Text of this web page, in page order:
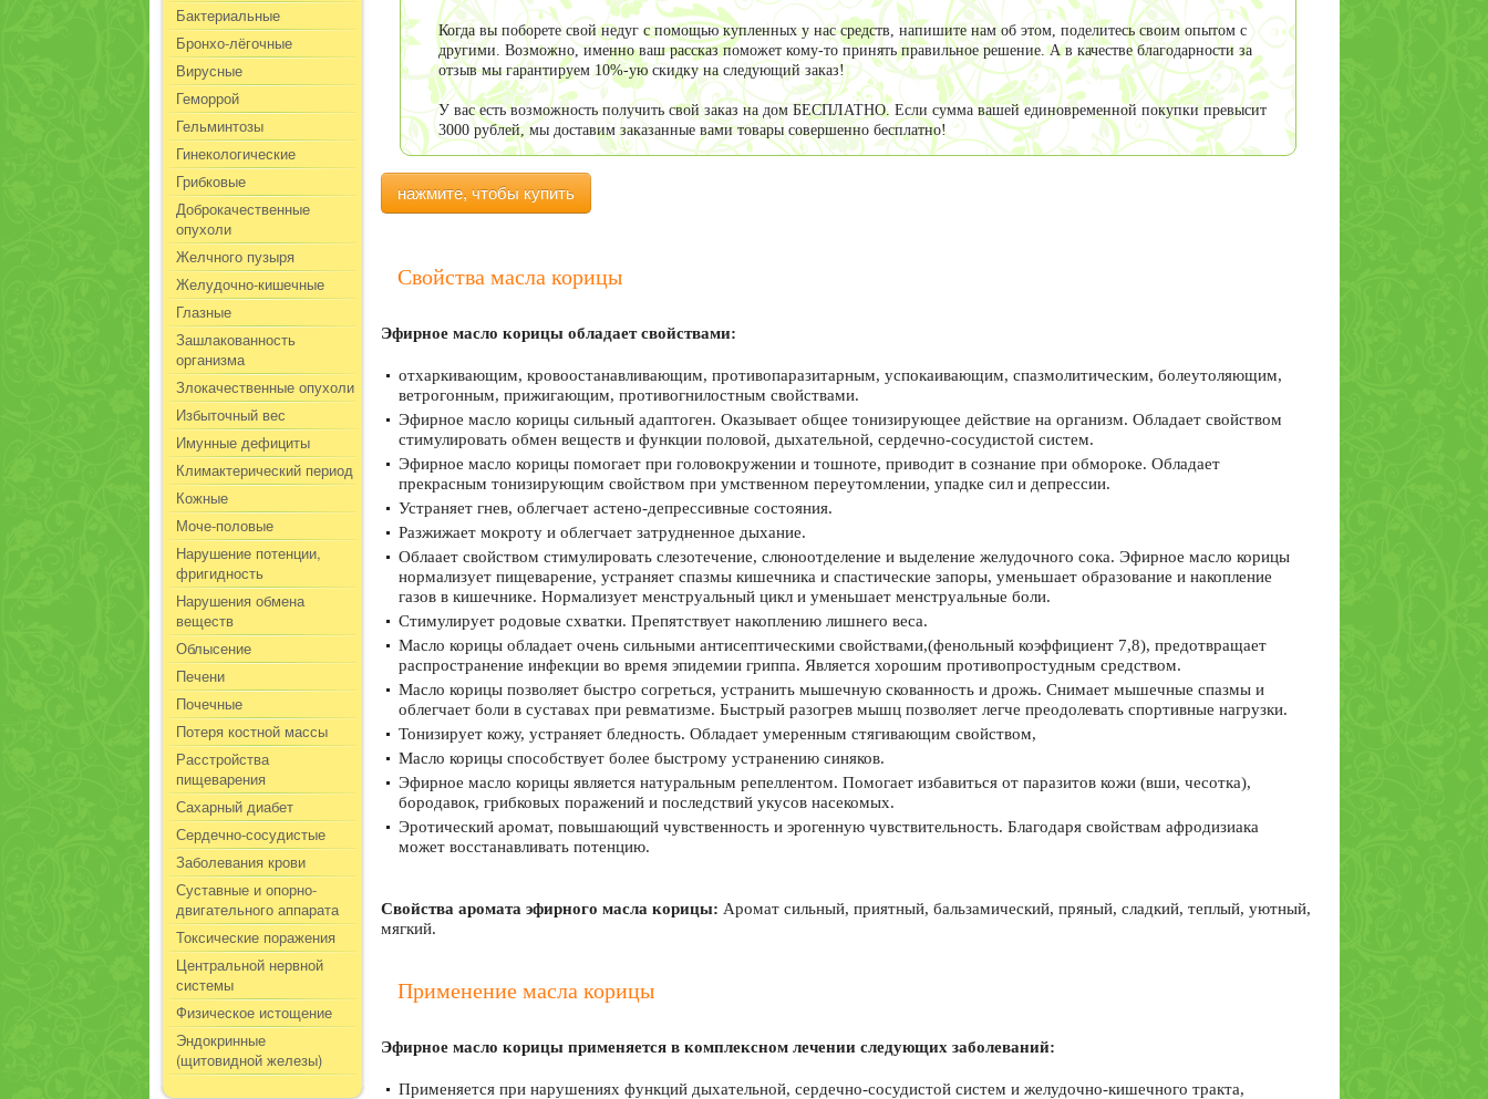
Бактериальные
Бронхо-лёгочные
Вирусные
Геморрой
Гельминтозы
Гинекологические
Грибковые
Доброкачественные
опухоли
Желчного пузыря
Желудочно-кишечные
Глазные
Зашлакованность
организма
Злокачественные опухоли
Избыточный вес
Имунные дефициты
Климактерический период
Кожные
Моче-половые
Нарушение потенции,
фригидность
Нарушения обмена
веществ
Облысение
Печени
Почечные
Потеря костной массы
Расстройства
пищеварения
Сахарный диабет
Сердечно-сосудистые
Заболевания крови
Суставные и опорно-
двигательного аппарата
Токсические поражения
Центральной нервной
системы
Физическое истощение
Эндокринные
(щитовидной железы)
Когда вы поборете свой недуг с помощью купленных у нас средств, напишите нам об этом, поделитесь своим опытом с
другими. Возможно, именно ваш рассказ поможет кому-то принять правильное решение. А в качестве благодарности за
отзыв мы гарантируем 10%-ую скидку на следующий заказ!
У вас есть возможность получить свой заказ на дом БЕСПЛАТНО. Если сумма вашей единовременной покупки превысит
3000 рублей, мы доставим заказанные вами товары совершенно бесплатно!
нажмите, чтобы купить
Свойства масла корицы
Эфирное масло корицы обладает свойствами:
отхаркивающим, кровоостанавливающим, противопаразитарным, успокаивающим, спазмолитическим, болеутоляющим,
ветрогонным, прижигающим, противогнилостным свойствами.
Эфирное масло корицы сильный адаптоген. Оказывает общее тонизирующее действие на организм. Обладает свойством
стимулировать обмен веществ и функции половой, дыхательной, сердечно-сосудистой систем.
Эфирное масло корицы помогает при головокружении и тошноте, приводит в сознание при обмороке. Обладает
прекрасным тонизирующим свойством при умственном переутомлении, упадке сил и депрессии.
Устраняет гнев, облегчает астено-депрессивные состояния.
Разжижает мокроту и облегчает затрудненное дыхание.
Облаает свойством стимулировать слезотечение, слюноотделение и выделение желудочного сока. Эфирное масло корицы
нормализует пищеварение, устраняет спазмы кишечника и спастические запоры, уменьшает образование и накопление
газов в кишечнике. Нормализует менструальный цикл и уменьшает менструальные боли.
Стимулирует родовые схватки. Препятствует накоплению лишнего веса.
Масло корицы обладает очень сильными антисептическими свойствами,(фенольный коэффициент 7,8), предотвращает
распространение инфекции во время эпидемии гриппа. Является хорошим противопростудным средством.
Масло корицы позволяет быстро согреться, устранить мышечную скованность и дрожь. Снимает мышечные спазмы и
облегчает боли в суставах при ревматизме. Быстрый разогрев мышц позволяет легче преодолевать спортивные нагрузки.
Тонизирует кожу, устраняет бледность. Обладает умеренным стягивающим свойством,
Масло корицы способствует более быстрому устранению синяков.
Эфирное масло корицы является натуральным репеллентом. Помогает избавиться от паразитов кожи (вши, чесотка),
бородавок, грибковых поражений и последствий укусов насекомых.
Эротический аромат, повышающий чувственность и эрогенную чувствительность. Благодаря свойствам афродизиака
может восстанавливать потенцию.
Свойства аромата эфирного масла корицы: Аромат сильный, приятный, бальзамический, пряный, сладкий, теплый, уютный,
мягкий.
Применение масла корицы
Эфирное масло корицы применяется в комплексном лечении следующих заболеваний:
Применяется при нарушениях функций дыхательной, сердечно-сосудистой систем и желудочно-кишечного тракта,